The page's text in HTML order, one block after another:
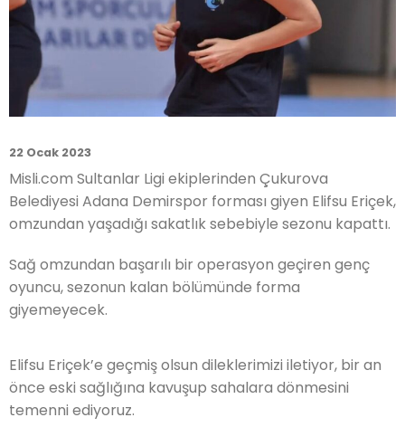
22 Ocak 2023
Misli.com Sultanlar Ligi ekiplerinden Çukurova
Belediyesi Adana Demirspor forması giyen Elifsu Eriçek,
omzundan yaşadığı sakatlık sebebiyle sezonu kapattı.
Sağ omzundan başarılı bir operasyon geçiren genç
oyuncu, sezonun kalan bölümünde forma
giyemeyecek.
Elifsu Eriçek’e geçmiş olsun dileklerimizi iletiyor, bir an
önce eski sağlığına kavuşup sahalara dönmesini
temenni ediyoruz.